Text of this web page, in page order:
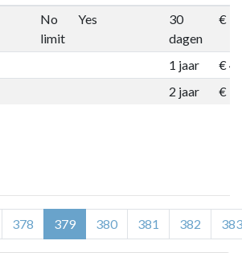
No
limit
Yes
30
dagen
€
1 jaar
€
2 jaar
€
378 379 380 381 382 383